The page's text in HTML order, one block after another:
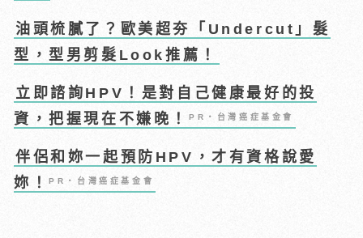
油頭梳膩了？歐美超夯「Undercut」髮
型，型男剪髮Look推薦！
立即諮詢HPV！是對自己健康最好的投
資，把握現在不嫌晚！PR・台灣癌症基金會
伴侶和妳一起預防HPV，才有資格說愛
妳！PR・台灣癌症基金會